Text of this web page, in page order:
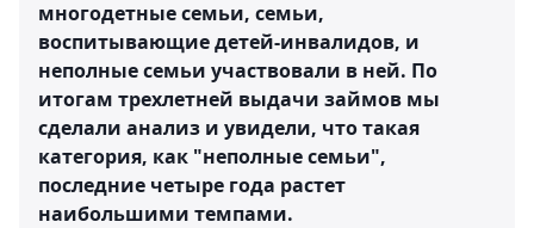
многодетные семьи, семьи,
воспитывающие детей-инвалидов, и
неполные семьи участвовали в ней. По
итогам трехлетней выдачи займов мы
сделали анализ и увидели, что такая
категория, как "неполные семьи",
последние четыре года растет
наибольшими темпами.